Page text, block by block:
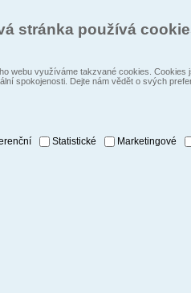
stránka používá
webu využíváme takzvané cookies.
spokojenosti. Dejte nám vědět o svých
Statistické Marketingové